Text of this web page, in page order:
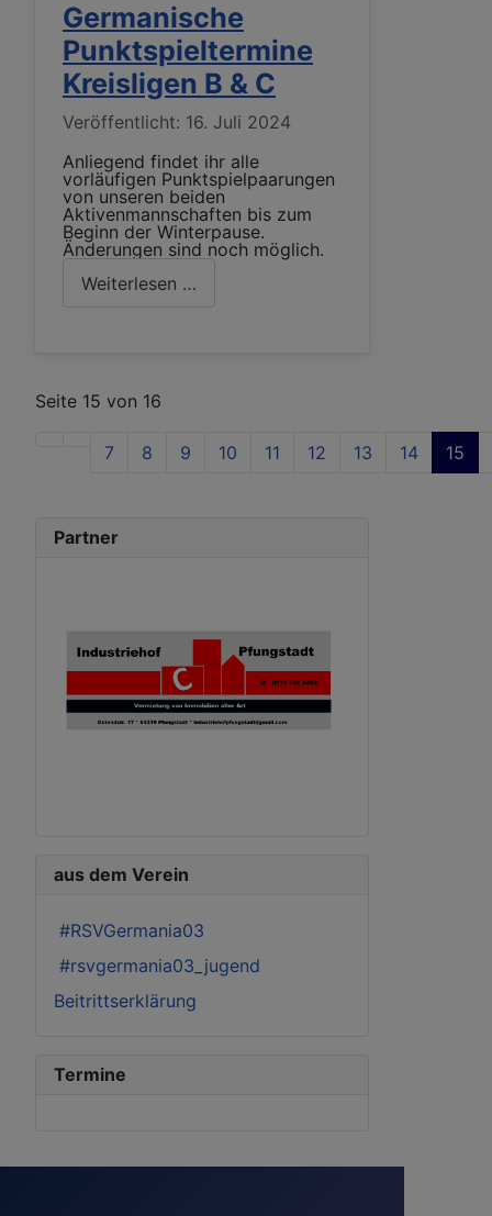
Germanische
Punktspieltermine
Kreisligen B & C
Details
Veröffentlicht: 16. Juli 2024
Anliegend findet ihr alle
vorläufigen Punktspielpaarungen
von unseren beiden
Aktivenmannschaften bis zum
Beginn der Winterpause.
Änderungen sind noch möglich.
Weiterlesen …
Seite 15 von 16
7 8 9 10 11 12 13 14 15
Partner
aus dem Verein
#RSVGermania03
#rsvgermania03_jugend
Beitrittserklärung
Termine